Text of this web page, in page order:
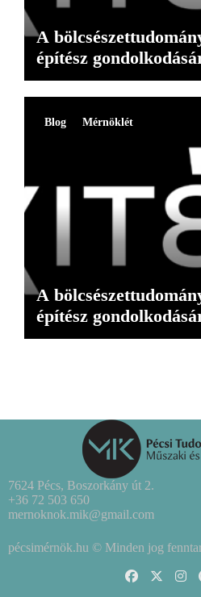
A
építész
Blog Mérnöklét
A
építész
7624 Pécs, Boszorkány út 2.
+36 72 503 650
mernoknok.mik@gmail.com
pécsimérnök.hu © Minden jog